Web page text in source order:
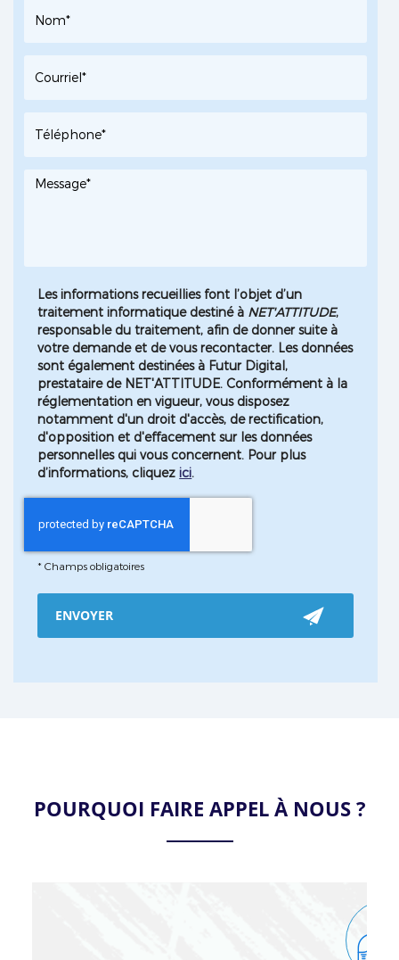
Les informations recueillies font l’objet d’un
traitement informatique destiné à NET'ATTITUDE,
responsable du traitement, afin de donner suite à
votre demande et de vous recontacter. Les données
sont également destinées à Futur Digital,
prestataire de NET'ATTITUDE. Conformément à la
réglementation en vigueur, vous disposez
notamment d'un droit d'accès, de rectification,
d'opposition et d'effacement sur les données
personnelles qui vous concernent. Pour plus
d’informations, cliquezici.
*Champs obligatoires
POURQUOI FAIRE APPEL À NOUS ?